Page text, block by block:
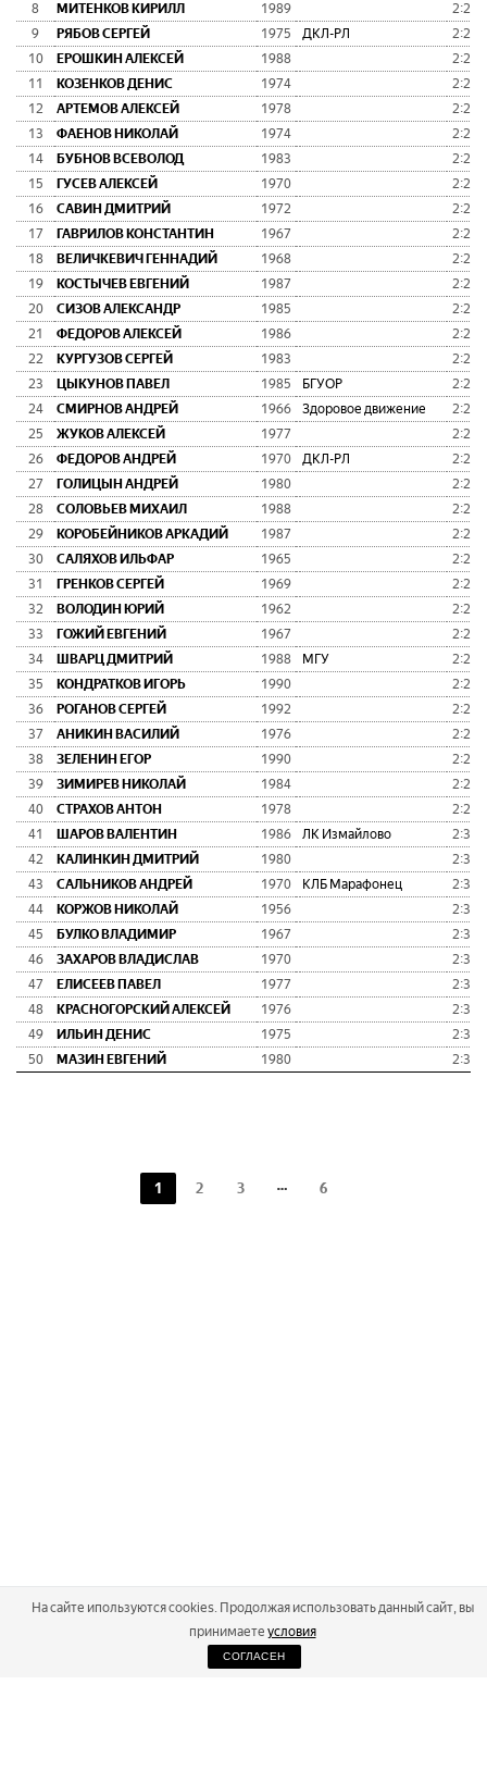
8
МИТЕНКОВ КИРИЛЛ 1989
9
РЯБОВ СЕРГЕЙ 1975 ДКЛ-РЛ
10
ЕРОШКИН АЛЕКСЕЙ 1988
11
КОЗЕНКОВ ДЕНИС 1974
12
АРТЕМОВ АЛЕКСЕЙ 1978
13
ФАЕНОВ НИКОЛАЙ 1974
14
БУБНОВ ВСЕВОЛОД 1983
15
ГУСЕВ АЛЕКСЕЙ 1970
16
САВИН ДМИТРИЙ 1972
17
ГАВРИЛОВ КОНСТАНТИН 1967
18
ВЕЛИЧКЕВИЧ ГЕННАДИЙ 1968
19
КОСТЫЧЕВ ЕВГЕНИЙ 1987
20
СИЗОВ АЛЕКСАНДР 1985
21
ФЕДОРОВ АЛЕКСЕЙ 1986
22
КУРГУЗОВ СЕРГЕЙ 1983
23
ЦЫКУНОВ ПАВЕЛ 1985 БГУОР
24
СМИРНОВ АНДРЕЙ 1966 Здоровое движение
25
ЖУКОВ АЛЕКСЕЙ 1977
26
ФЕДОРОВ АНДРЕЙ 1970 ДКЛ-РЛ
27
ГОЛИЦЫН АНДРЕЙ 1980
28
СОЛОВЬЕВ МИХАИЛ 1988
29
КОРОБЕЙНИКОВ АРКАДИЙ 1987
30
САЛЯХОВ ИЛЬФАР 1965
31
ГРЕНКОВ СЕРГЕЙ 1969
32
ВОЛОДИН ЮРИЙ 1962
33
ГОЖИЙ ЕВГЕНИЙ 1967
34
ШВАРЦ ДМИТРИЙ 1988 МГУ
35
КОНДРАТКОВ ИГОРЬ 1990
36
РОГАНОВ СЕРГЕЙ 1992
37
АНИКИН ВАСИЛИЙ 1976
38
ЗЕЛЕНИН ЕГОР 1990
39
ЗИМИРЕВ НИКОЛАЙ 1984
40
СТРАХОВ АНТОН 1978
41
ШАРОВ ВАЛЕНТИН 1986 ЛК Измайлово
42
КАЛИНКИН ДМИТРИЙ 1980
43
САЛЬНИКОВ АНДРЕЙ 1970 КЛБ Марафонец
44
КОРЖОВ НИКОЛАЙ 1956
45
БУЛКО ВЛАДИМИР 1967
46
ЗАХАРОВ ВЛАДИСЛАВ 1970
47
ЕЛИСЕЕВ ПАВЕЛ 1977
48
КРАСНОГОРСКИЙ АЛЕКСЕЙ 1976
49
ИЛЬИН ДЕНИС 1975
50
МАЗИН ЕВГЕНИЙ 1980
1 2 3 6
2026
На сайте ипользуются cookies. Продолжая использовать данный сайт, вы
принимаете условия
СОГЛАСЕН